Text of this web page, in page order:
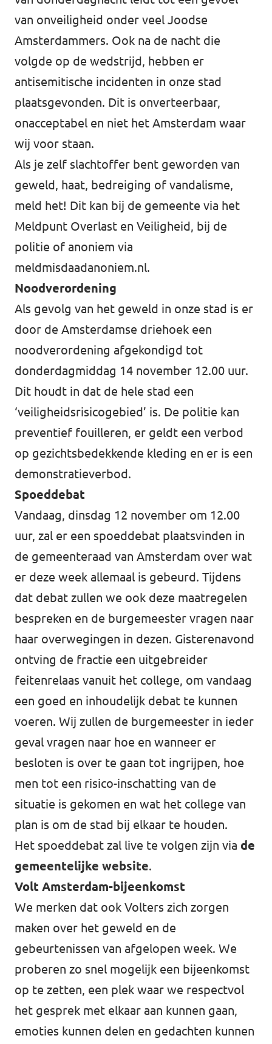
van onveiligheid onder veel Joodse
Amsterdammers. Ook na de nacht die
volgde op de wedstrijd, hebben er
antisemitische incidenten in onze stad
plaatsgevonden. Dit is onverteerbaar,
onacceptabel en niet het Amsterdam waar
wij voor staan.
Als je zelf slachtoffer bent geworden van
geweld, haat, bedreiging of vandalisme,
meld het! Dit kan bij de gemeente via het
Meldpunt Overlast en Veiligheid, bij de
politie of anoniem via
meldmisdaadanoniem.nl.
Noodverordening
Als gevolg van het geweld in onze stad is er
door de Amsterdamse driehoek een
noodverordening afgekondigd tot
donderdagmiddag 14 november 12.00 uur.
Dit houdt in dat de hele stad een
‘veiligheidsrisicogebied’ is. De politie kan
preventief fouilleren, er geldt een verbod
op gezichtsbedekkende kleding en er is een
demonstratieverbod.
Spoeddebat
Vandaag, dinsdag 12 november om 12.00
uur, zal er een spoeddebat plaatsvinden in
de gemeenteraad van Amsterdam over wat
er deze week allemaal is gebeurd. Tijdens
dat debat zullen we ook deze maatregelen
bespreken en de burgemeester vragen naar
haar overwegingen in dezen. Gisterenavond
ontving de fractie een uitgebreider
feitenrelaas vanuit het college, om vandaag
een goed en inhoudelijk debat te kunnen
voeren. Wij zullen de burgemeester in ieder
geval vragen naar hoe en wanneer er
besloten is over te gaan tot ingrijpen, hoe
men tot een risico-inschatting van de
situatie is gekomen en wat het college van
plan is om de stad bij elkaar te houden.
Het spoeddebat zal live te volgen zijn via de
gemeentelijke website.
Volt Amsterdam-bijeenkomst
We merken dat ook Volters zich zorgen
maken over het geweld en de
gebeurtenissen van afgelopen week. We
proberen zo snel mogelijk een bijeenkomst
op te zetten, een plek waar we respectvol
het gesprek met elkaar aan kunnen gaan,
emoties kunnen delen en gedachten kunnen